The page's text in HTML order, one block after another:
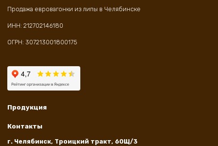
Продажа евровагонки из липы в Челябинске
ИНН: 212702146180
ОГРН: 307213001800175
Продукция
Контакты
г. Челябинск, Троицкий тракт, 60Щ/3